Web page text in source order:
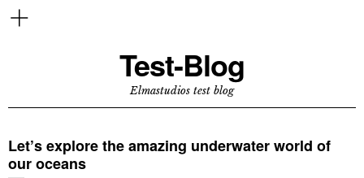
Test-Blog
Elmastudios test blog
Let’s explore the amazing underwater world of
our oceans